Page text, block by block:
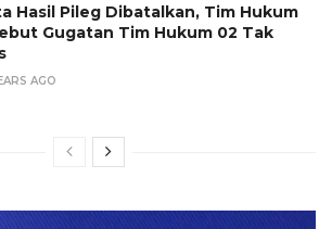
Hasil Pileg Dibatalkan, Tim Hukum
Gugatan Tim Hukum 02 Tak
AGO